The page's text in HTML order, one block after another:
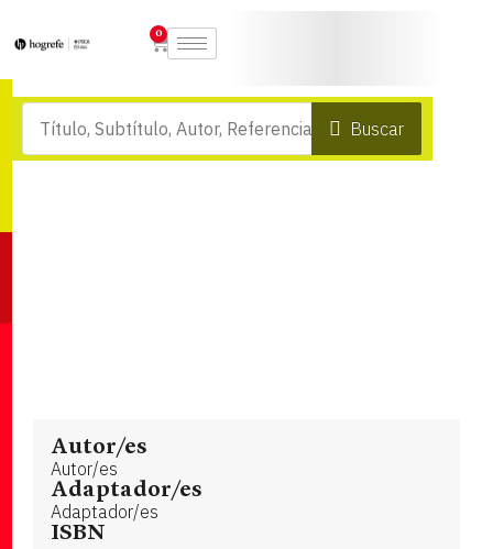
0
Buscar
Autor/es
Autor/es
Adaptador/es
Adaptador/es
ISBN